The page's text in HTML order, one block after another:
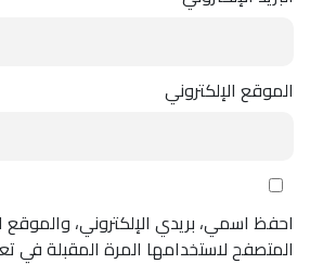
الموقع الإلكتروني
احفظ اسمي، بريدي الإلكتروني، والموقع
المتصفح لاستخدامها المرة المقبلة في